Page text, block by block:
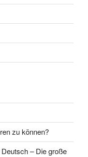
zu können?
– Die große